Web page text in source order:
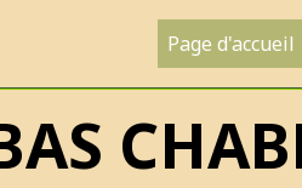
Page d'accueil